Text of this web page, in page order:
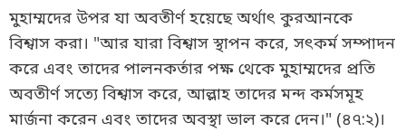
মুহাম্মদের উপর যা অবতীর্ণ হয়েছে অর্থাৎ কুরআনকে
বিশ্বাস করা। "আর যারা বিশ্বাস স্থাপন করে, সৎকর্ম সম্পাদন
করে এবং তাদের পালনকর্তার পক্ষ থেকে মুহাম্মদের প্রতি
অবতীর্ণ সত্যে বিশ্বাস করে, আল্লাহ তাদের মন্দ কর্মসমূহ
মার্জনা করেন এবং তাদের অবস্থা ভাল করে দেন।" (৪৭:২)।